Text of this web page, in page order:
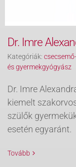
Dr. Imre
Kategóriák:
és gyermekgyógyász
Dr. Imre
kiemelt
szülők
esetén egyaránt.
Tovább